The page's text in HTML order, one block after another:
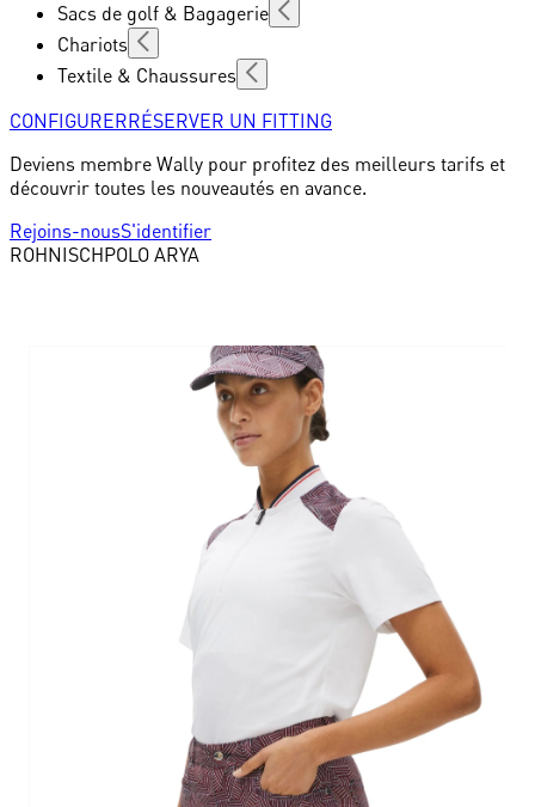
Sacs de golf & Bagagerie
Chariots
Textile & Chaussures
CONFIGURERRÉSERVER UN FITTING
Deviens membre Wally pour profitez des meilleurs tarifs et
découvrir toutes les nouveautés en avance.
Rejoins-nousS'identifier
ROHNISCHPOLO ARYA